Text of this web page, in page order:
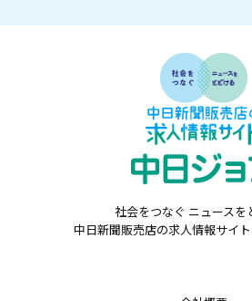
社会をつなぐ ニュースを
中日新聞販売店の求人情報サイト